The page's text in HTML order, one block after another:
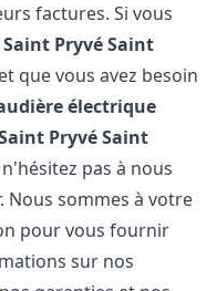
factures. Si vous
Saint Pryvé Saint
et que vous avez besoin
électrique
Pryvé Saint
n'hésitez pas à nous
Nous sommes à votre
pour vous fournir
sur nos